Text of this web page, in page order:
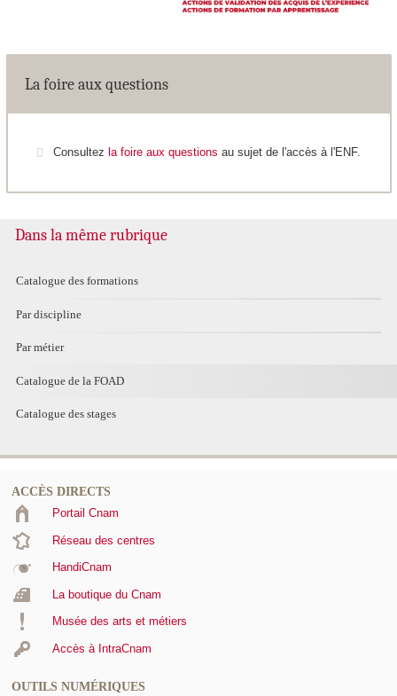
La foire aux questions
Consultez la foire aux questions au sujet de l'accès à l'ENF.
Dans la même rubrique
Catalogue des formations
Par discipline
Par métier
Catalogue de la FOAD
Catalogue des stages
ACCÈS DIRECTS
Portail Cnam
Réseau des centres
HandiCnam
La boutique du Cnam
Musée des arts et métiers
Accès à IntraCnam
OUTILS NUMÉRIQUES